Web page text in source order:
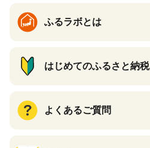
ふるラボとは
はじめてのふるさと納税
よくあるご質問